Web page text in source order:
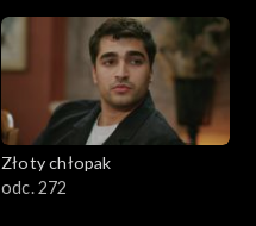
Złoty chłopak
odc. 272